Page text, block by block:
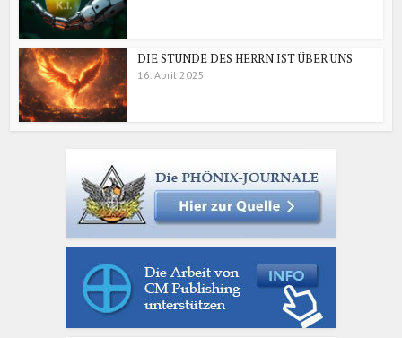
DIE STUNDE DES HERRN IST ÜBER UNS
16. April 2025